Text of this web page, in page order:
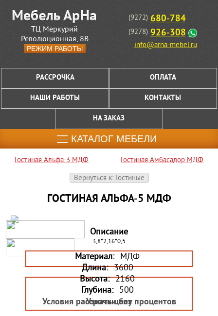
ТЦ Меркурий
Революционная, 8В
РЕЖИМ РАБОТЫ
(9272) 680-784
(9278) 926-308
info@arna-mebel.ru
РАССРОЧКА ОПЛАТА
НАШИ РАБОТЫ КОНТАКТЫ
НА ЗАКАЗ
КАТАЛОГ МЕБЕЛИ
Гостиная Альфа-3 МДФ
Гостиная Амбасадор МДФ
Вернуться к: Гостиные
ГОСТИНАЯ АЛЬФА-5 МДФ
Описание
3,8*2,16*0,5
Материал: МДФ
Длина: 3600
Высота: 2160
Глубина: 500
Узнать цену
Условия рассрочки без процентов